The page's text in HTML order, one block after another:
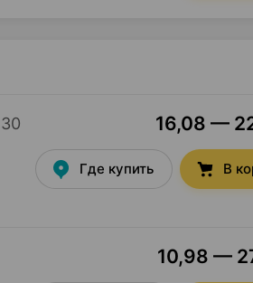
30 16,08 —
Где купить В
10,98 —